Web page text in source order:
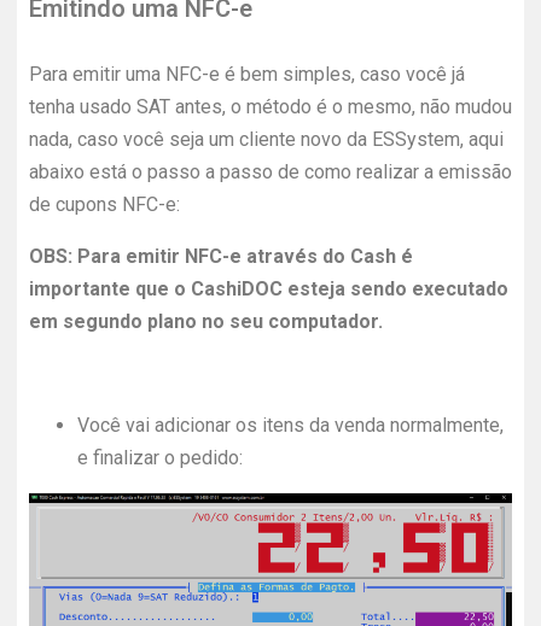
Emitindo uma NFC-e
Para emitir uma NFC-e é bem simples, caso você já
tenha usado SAT antes, o método é o mesmo, não mudou
nada, caso você seja um cliente novo da ESSystem, aqui
abaixo está o passo a passo de como realizar a emissão
de cupons NFC-e:
OBS: Para emitir NFC-e através do Cash é
importante que o CashiDOC esteja sendo executado
em segundo plano no seu computador.
Você vai adicionar os itens da venda normalmente,
e finalizar o pedido: